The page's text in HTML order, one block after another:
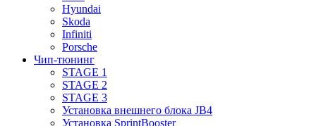
Hyundai
Skoda
Infiniti
Porsche
Чип-тюнинг
STAGE 1
STAGE 2
STAGE 3
Установка внешнего блока JB4
Установка SprintBooster